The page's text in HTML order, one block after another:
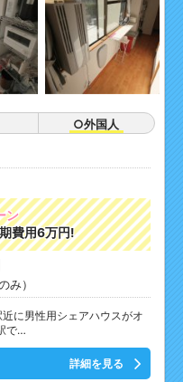
○外国人
ン
費用6万円!
み）
に男性用シェアハウスがオ
で…
詳細を見る